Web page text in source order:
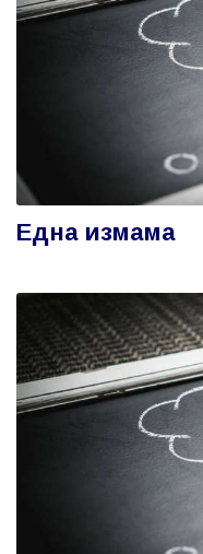
Една измама